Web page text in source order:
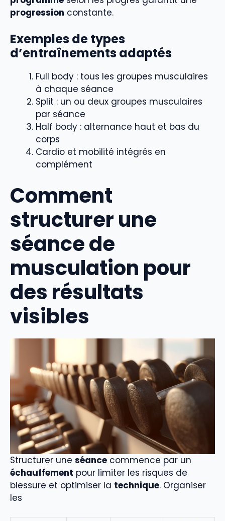
progression constante.
Exemples de types
d’entraînements adaptés
Full body : tous les groupes musculaires
à chaque séance
Split : un ou deux groupes musculaires
par séance
Half body : alternance haut et bas du
corps
Cardio et mobilité intégrés en
complément
Comment
structurer une
séance de
musculation pour
des résultats
visibles
Structurer une séance commence par un
échauffement pour limiter les risques de
blessure et optimiser la technique. Organiser
les